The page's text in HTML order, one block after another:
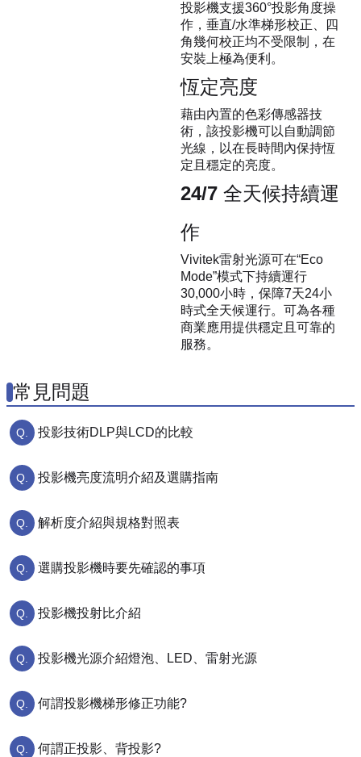
投影機支援360°投影角度操
作，垂直/水準梯形校正、四
角幾何校正均不受限制，在
安裝上極為便利。
恆定亮度
藉由內置的色彩傳感器技
術，該投影機可以自動調節
光線，以在長時間內保持恆
定且穩定的亮度。
24/7 全天候持續運
作
Vivitek雷射光源可在“Eco
Mode”模式下持續運行
30,000小時，保障7天24小
時式全天候運行。可為各種
商業應用提供穩定且可靠的
服務。
常見問題
投影技術DLP與LCD的比較
投影機亮度流明介紹及選購指南
解析度介紹與規格對照表
選購投影機時要先確認的事項
投影機投射比介紹
投影機光源介紹燈泡、LED、雷射光源
何謂投影機梯形修正功能?
何謂正投影、背投影?